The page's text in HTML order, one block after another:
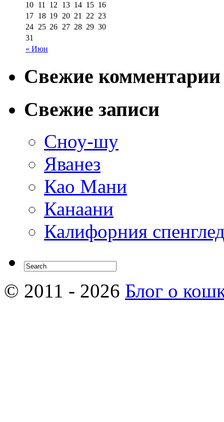
« Июн
10 11 12 13 14 15 16
17 18 19 20 21 22 23
24 25 26 27 28 29 30
31
Свежие комментарии
Свежие записи
Сноу-шу
Яванез
Као Мани
Канаани
Калифорния
© 2011 - 2026 Блог о